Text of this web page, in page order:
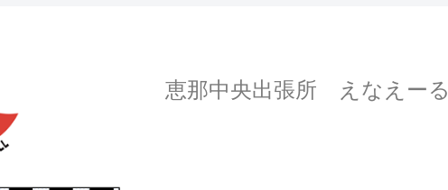
恵那中央出張所 えなえーる